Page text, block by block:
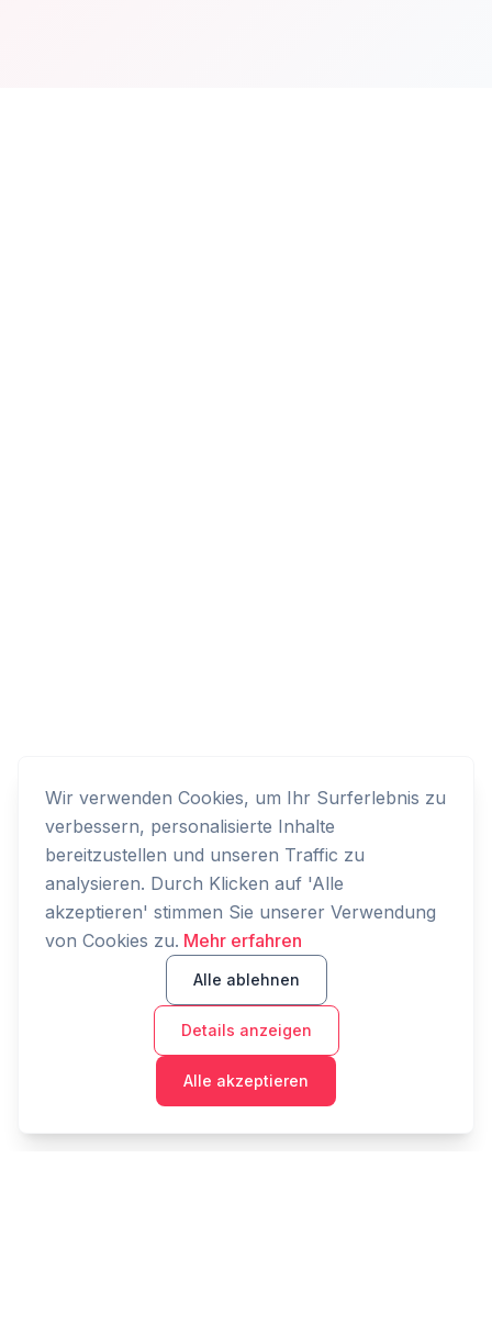
Wir verwenden Cookies, um Ihr Surferlebnis zu
verbessern, personalisierte Inhalte
bereitzustellen und unseren Traffic zu
analysieren. Durch Klicken auf 'Alle
akzeptieren' stimmen Sie unserer Verwendung
von Cookies zu. Mehr erfahren
Alle ablehnen
Details anzeigen
Alle akzeptieren